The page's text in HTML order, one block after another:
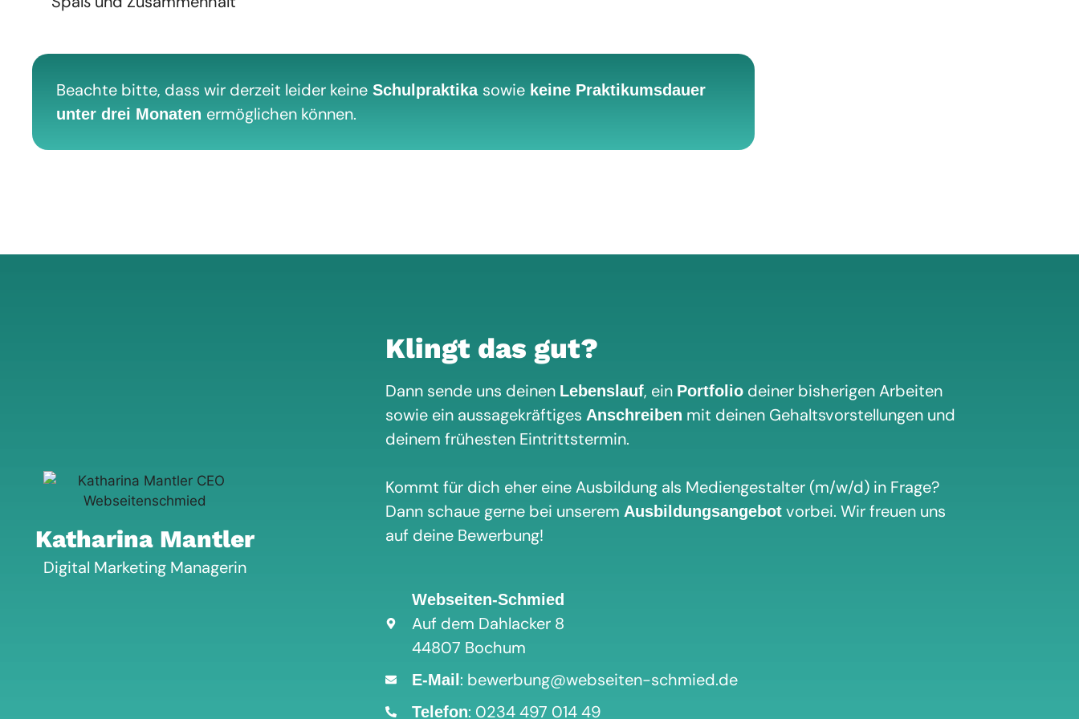
Beachte bitte, dass wir derzeit leider keine Schulpraktika sowie keine Praktikumsdauer
unter drei Monaten ermöglichen können.
Katharina Mantler
Digital Marketing Managerin
Klingt das gut?
Dann sende uns deinen Lebenslauf, ein Portfolio deiner bisherigen Arbeiten
sowie ein aussagekräftiges Anschreiben mit deinen Gehaltsvorstellungen und
deinem frühesten Eintrittstermin.
Kommt für dich eher eine Ausbildung als Mediengestalter (m/w/d) in Frage?
Dann schaue gerne bei unserem Ausbildungsangebot vorbei. Wir freuen uns
auf deine Bewerbung!
Webseiten-Schmied
Auf dem Dahlacker 8
44807 Bochum
E-Mail : bewerbung@webseiten-schmied.de
Telefon: 0234 497 014 49